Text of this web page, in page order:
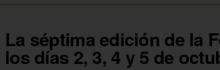
La séptima edición de la
los días 2, 3, 4 y 5 de